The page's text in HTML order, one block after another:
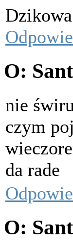
O:
nie
czym
da rade
O: